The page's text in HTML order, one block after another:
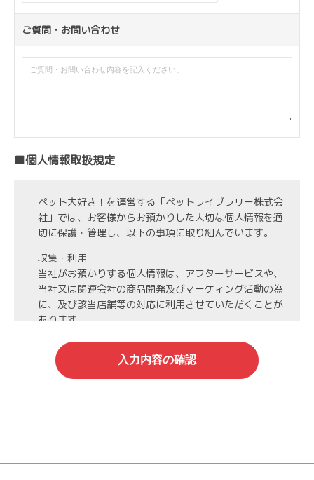
ご質問・お問い合わせ
■個人情報取扱規定
ペット大好き！を運営する「ペットライブラリー株式会
社」では、お客様からお預かりした大切な個人情報を適
切に保護・管理し、以下の事項に取り組んでいます。
収集・利用
当社がお預かりする個人情報は、アフターサービスや、
当社又は関連会社の商品開発及びマーケィング活動の為
に、及び該当店舗等の対応に利用させていただくことが
あります。
第3者への開示・委託先の管理
当社がお預かりする個人情報は、お客様の同意・承諾を
得た場合や法令等に基づく開示・提供が必要な場合、人